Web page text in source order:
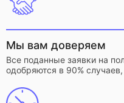
Мы вам доверяем
Все поданные заявки на
одобряются в 90%